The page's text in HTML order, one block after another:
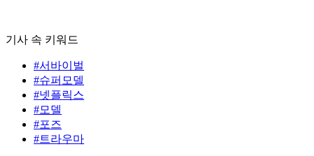
기사 속 키워드
#서바이벌
#슈퍼모델
#넷플릭스
#모델
#포즈
#트라우마